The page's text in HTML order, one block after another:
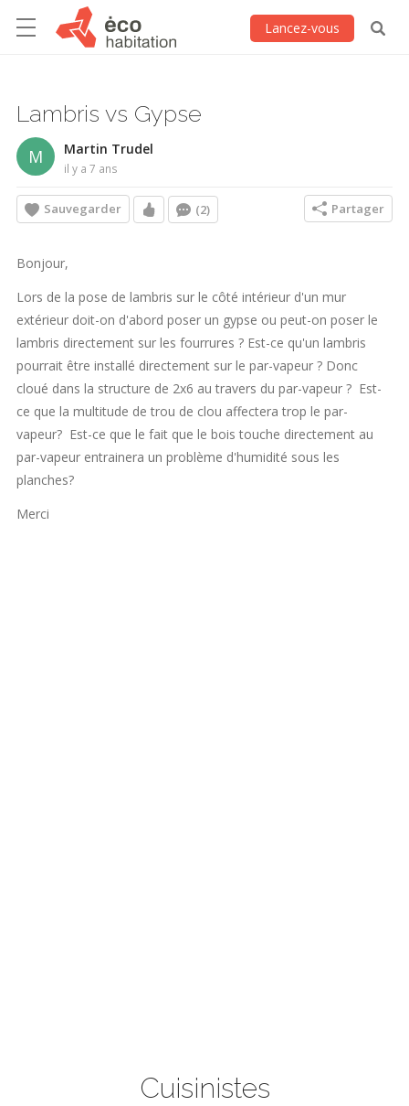
Lancez-vous
Lambris vs Gypse
M Martin Trudel
il y a 7 ans
Sauvegarder (2) Partager
Bonjour,
Lors de la pose de lambris sur le côté intérieur d'un mur
extérieur doit-on d'abord poser un gypse ou peut-on poser le
lambris directement sur les fourrures ? Est-ce qu'un lambris
pourrait être installé directement sur le par-vapeur ? Donc
cloué dans la structure de 2x6 au travers du par-vapeur ? Est-
ce que la multitude de trou de clou affectera trop le par-
vapeur? Est-ce que le fait que le bois touche directement au
par-vapeur entrainera un problème d'humidité sous les
planches?
Merci
Cuisinistes